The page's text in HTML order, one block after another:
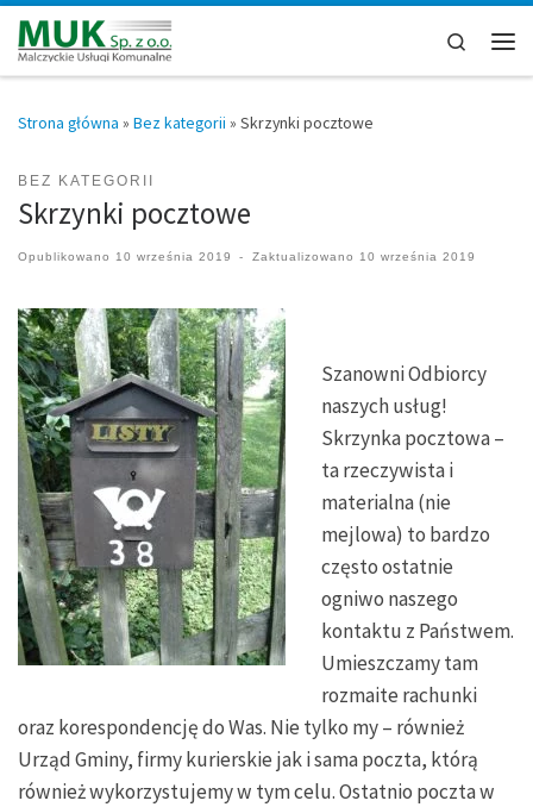
Przejdź do treści
Search
Strona główna » Bez kategorii » Skrzynki pocztowe
BEZ KATEGORII
Skrzynki pocztowe
Opublikowano 10 września 2019 - Zaktualizowano 10 września 2019
Szanowni Odbiorcy
naszych usług!
Skrzynka pocztowa –
ta rzeczywista i
materialna (nie
mejlowa) to bardzo
często ostatnie
ogniwo naszego
kontaktu z Państwem.
Umieszczamy tam
rozmaite rachunki
oraz korespondencję do Was. Nie tylko my – również
Urząd Gminy, firmy kurierskie jak i sama poczta, którą
również wykorzystujemy w tym celu. Ostatnio poczta w